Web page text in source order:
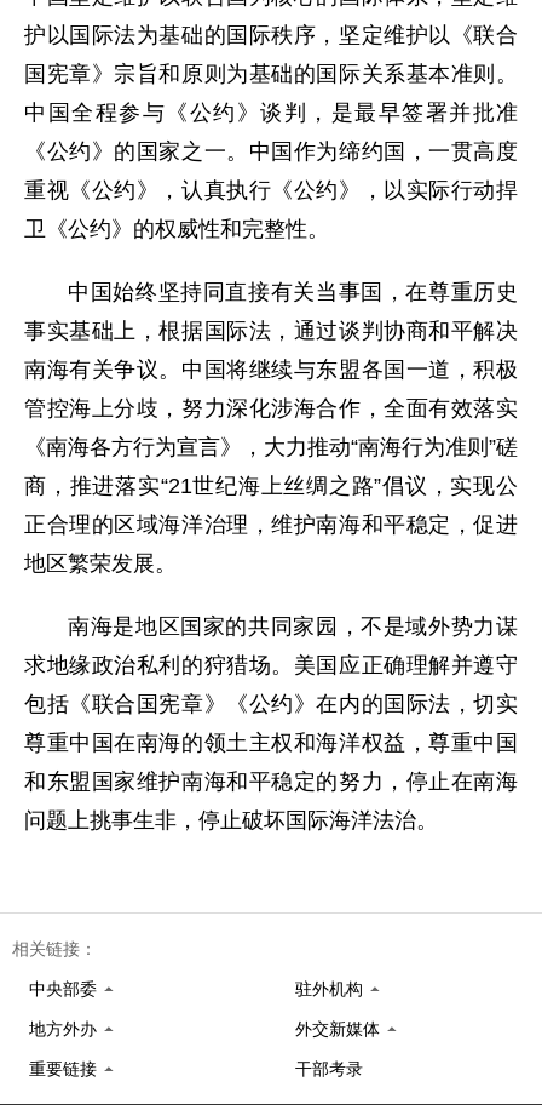
护以国际法为基础的国际秩序，坚定维护以《联合
国宪章》宗旨和原则为基础的国际关系基本准则。
中国全程参与《公约》谈判，是最早签署并批准
《公约》的国家之一。中国作为缔约国，一贯高度
重视《公约》，认真执行《公约》，以实际行动捍
卫《公约》的权威性和完整性。
中国始终坚持同直接有关当事国，在尊重历史
事实基础上，根据国际法，通过谈判协商和平解决
南海有关争议。中国将继续与东盟各国一道，积极
管控海上分歧，努力深化涉海合作，全面有效落实
《南海各方行为宣言》，大力推动“南海行为准则”磋
商，推进落实“21世纪海上丝绸之路”倡议，实现公
正合理的区域海洋治理，维护南海和平稳定，促进
地区繁荣发展。
南海是地区国家的共同家园，不是域外势力谋
求地缘政治私利的狩猎场。美国应正确理解并遵守
包括《联合国宪章》《公约》在内的国际法，切实
尊重中国在南海的领土主权和海洋权益，尊重中国
和东盟国家维护南海和平稳定的努力，停止在南海
问题上挑事生非，停止破坏国际海洋法治。
相关链接：
中央部委 驻外机构
地方外办 外交新媒体
重要链接 干部考录